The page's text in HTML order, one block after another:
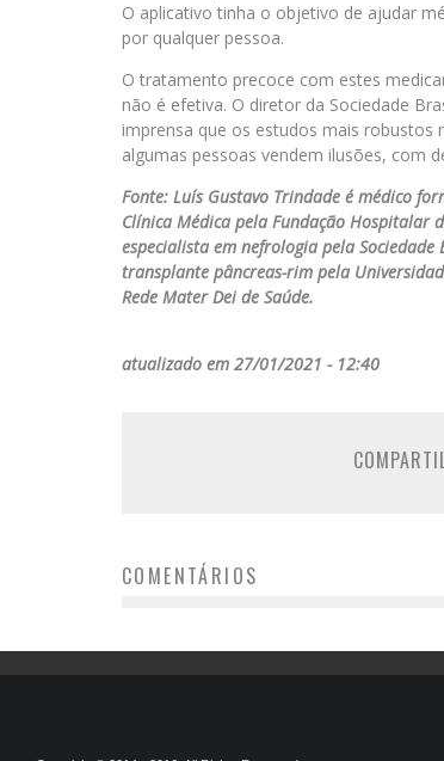
O aplicativo tinha o objetivo de ajudar
por qualquer pessoa.
O tratamento precoce com estes
não é efetiva. O diretor da Sociedade
imprensa que os estudos mais robustos
algumas pessoas vendem ilusões, com
Fonte: Luís Gustavo Trindade é médico
Clínica Médica pela Fundação Hospitalar
especialista em nefrologia pela
transplante pâncreas-rim pela
Rede Mater Dei de Saúde.
atualizado em 27/01/2021 - 12:40
COMENTÁRIOS